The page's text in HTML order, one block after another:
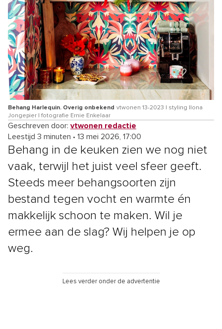
Behang Harlequin. Overig onbekend vtwonen 13-2023 | styling Ilona
Jongepier | fotografie Ernie Enkelaar
Geschreven door: vtwonen redactie
Leestijd 3 minuten • 13 mei 2026, 17:00
Behang in de keuken zien we nog niet
vaak, terwijl het juist veel sfeer geeft.
Steeds meer behangsoorten zijn
bestand tegen vocht en warmte én
makkelijk schoon te maken. Wil je
ermee aan de slag? Wij helpen je op
weg.
Lees verder onder de advertentie